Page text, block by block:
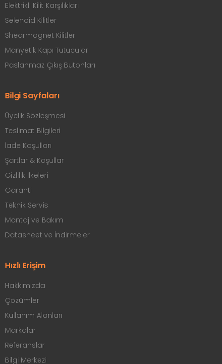
Elektrikli Kilit Karşılıkları
Selenoid Kilitler
Shearmagnet Kilitler
Manyetik Kapı Tutucular
Paslanmaz Çıkış Butonları
Bilgi Sayfaları
Üyelik Sözleşmesi
Teslimat Bilgileri
İade Koşulları
Şartlar & Koşullar
Gizlilik İlkeleri
Garanti
Teknik Servis
Montaj ve Bakım
Datasheet ve İndirmeler
Hızlı Erişim
Hakkımızda
Çözümler
Kullanım Alanları
Markalar
Referanslar
Bilgi Merkezi